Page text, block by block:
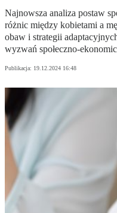
Najnowsza analiza postaw
różnic między kobietami a
obaw i strategii
wyzwań społeczno-
Publikacja: 19.12.2024 16:48